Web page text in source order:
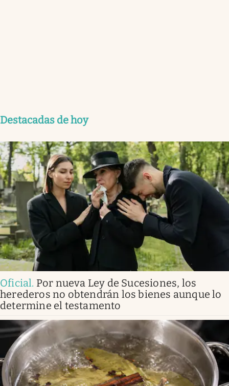
Destacadas de hoy
Oficial. Por nueva Ley de Sucesiones, los
herederos no obtendrán los bienes aunque lo
determine el testamento